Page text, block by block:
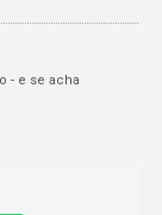
- e se acha